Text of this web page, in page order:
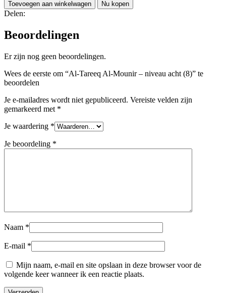
Toevoegen aan winkelwagen Nu kopen
Delen:
Beoordelingen
Er zijn nog geen beoordelingen.
Wees de eerste om “Al-Tareeq Al-Mounir – niveau acht (8)” te
beoordelen
Je e-mailadres wordt niet gepubliceerd. Vereiste velden zijn
gemarkeerd met *
Je waardering *
Je beoordeling *
Naam *
E-mail *
Mijn naam, e-mail en site opslaan in deze browser voor de
volgende keer wanneer ik een reactie plaats.